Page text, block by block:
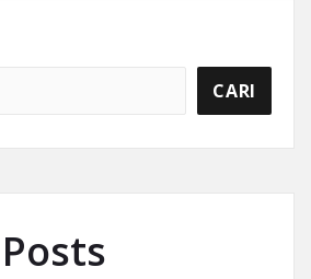
CARI